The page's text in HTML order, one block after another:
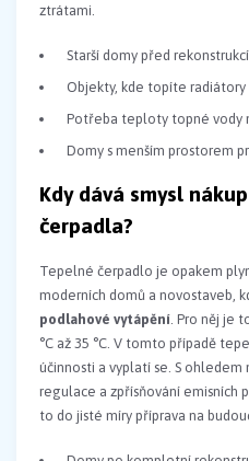
ztrátami.
Starší domy před rekonstrukcí
Objekty, kde topíte radiátory
Potřeba teploty topné vody
Domy s menším prostorem
Kdy dává smysl
čerpadla?
Tepelné čerpadlo je opakem
moderních domů a novostaveb,
podlahové vytápění. Pro něj je
°C až 35 °C. V tomto případě
účinnosti a vyplatí se. S ohledem
regulace a zpřísňování emisních
to do jisté míry příprava na